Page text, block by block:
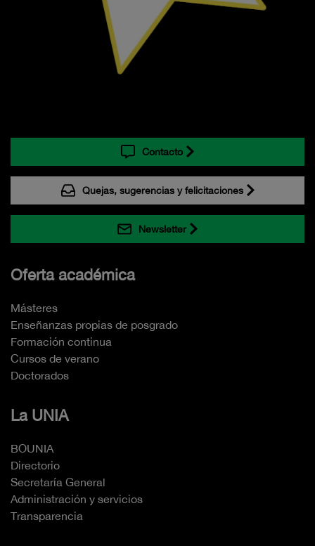
Contacto
Quejas, sugerencias y felicitaciones
Newsletter
Oferta académica
Másteres
Enseñanzas propias de posgrado
Formación continua
Cursos de verano
Doctorados
La UNIA
BOUNIA
Directorio
Secretaría General
Administración y servicios
Transparencia